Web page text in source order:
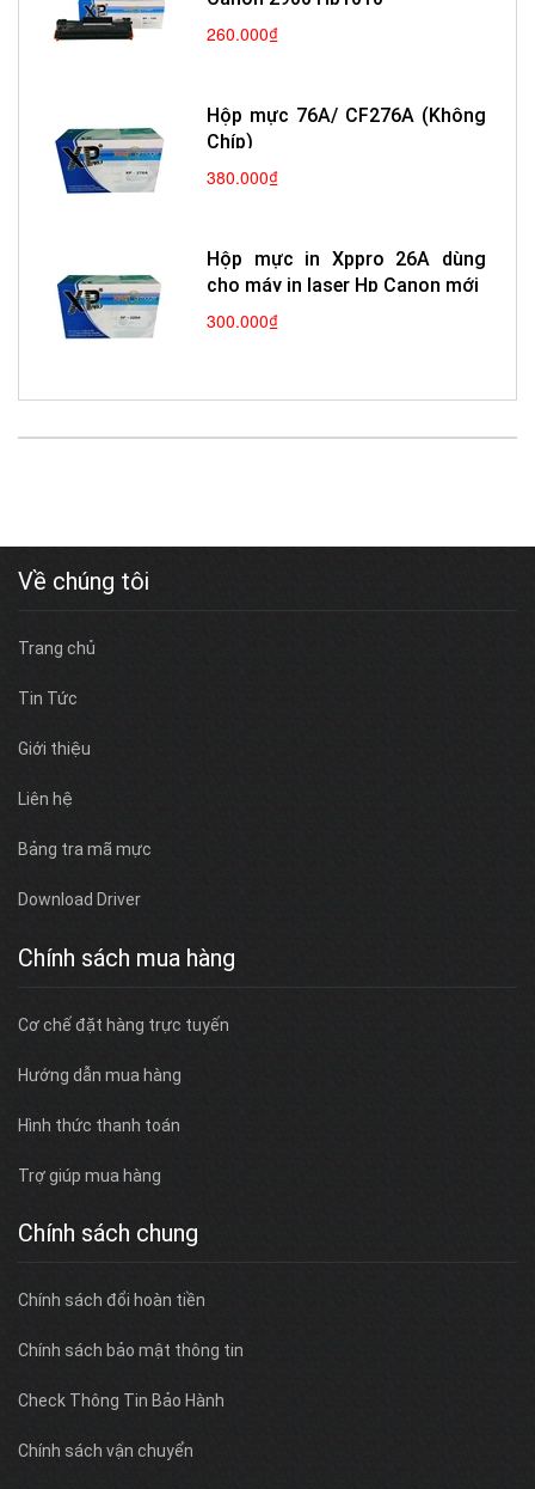
260.000₫
Hộp mực 76A/ CF276A (Không
Chíp)
380.000₫
Hộp mực in Xppro 26A dùng
cho máy in laser Hp Canon mới
300.000₫
Về chúng tôi
Trang chủ
Tin Tức
Giới thiệu
Liên hệ
Bảng tra mã mực
Download Driver
Chính sách mua hàng
Cơ chế đặt hàng trực tuyến
Hướng dẫn mua hàng
Hình thức thanh toán
Trợ giúp mua hàng
Chính sách chung
Chính sách đổi hoàn tiền
Chính sách bảo mật thông tin
Check Thông Tin Bảo Hành
Chính sách vận chuyển